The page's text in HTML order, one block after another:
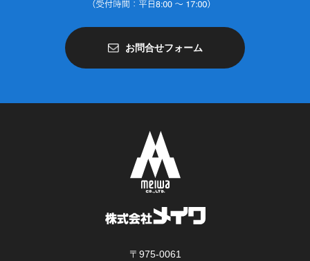
お問合せフォーム
〒975-0061